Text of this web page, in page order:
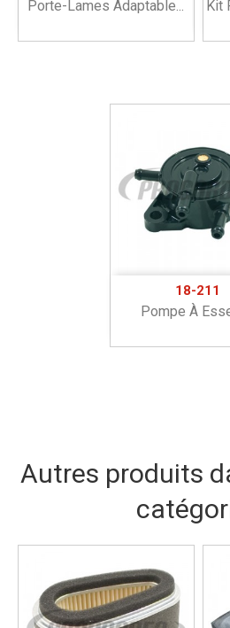
Porte-Lames Adaptable... Kit
18-211
Pompe À
Autres produits